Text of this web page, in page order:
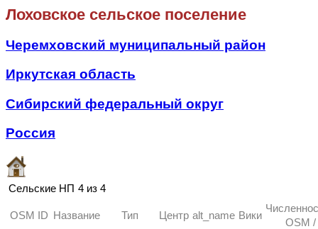
Лоховское сельское поселение
Черемховский муниципальный район
Иркутская область
Сибирский федеральный округ
Россия
Сельские НП 4 из 4
OSM ID Название Тип Центр alt_name Вики
OSM /